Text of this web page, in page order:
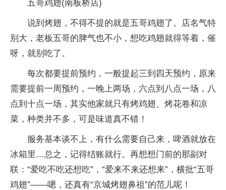
五哥鸡翅(南板桥店)
说到烤翅，不得不提的就是五哥鸡翅了。店名气特
别大，老板五哥的脾气也不小，想吃鸡翅就得等着，催
呀，就别吃了。
每次都要提前预约，一般提起三到四天预约，原来
需要提前一周预约，一晚上两场，六点到八点一场，八
点到十点一场，其实他家就只有烤鸡翅、烤花卷和凉
菜，种类并不多，可是味道真不错！
服务基本谈不上，有什么需要自己来，啤酒就放在
冰箱里…总之，记得结账就行。再想想门前的那副对
联：“爱吃不吃还想吃”，“爱来不来还想来”，横批“五哥
鸡翅”——嗯，还真有“京城烤翅鼻祖”的范儿呢！